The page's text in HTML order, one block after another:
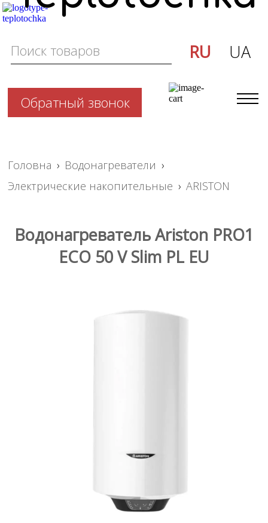
Обратный звонок
RU UA
Головна › Водонагреватели ›
Электрические накопительные › ARISTON
Водонагреватель Ariston PRO1
ECO 50 V Slim PL EU